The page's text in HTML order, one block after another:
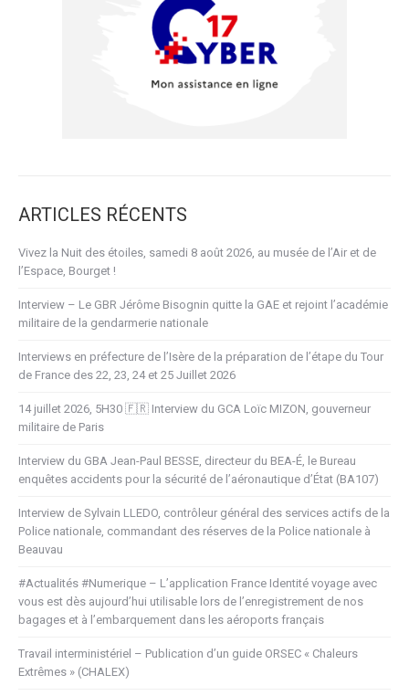
ARTICLES RÉCENTS
Vivez la Nuit des étoiles, samedi 8 août 2026, au musée de l’Air et de
l’Espace, Bourget !
Interview – Le GBR Jérôme Bisognin quitte la GAE et rejoint l’académie
militaire de la gendarmerie nationale
Interviews en préfecture de l’Isère de la préparation de l’étape du Tour
de France des 22, 23, 24 et 25 Juillet 2026
14 juillet 2026, 5H30 🇫🇷 Interview du GCA Loïc MIZON, gouverneur
militaire de Paris
Interview du GBA Jean-Paul BESSE, directeur du BEA-É, le Bureau
enquêtes accidents pour la sécurité de l’aéronautique d’État (BA107)
Interview de Sylvain LLEDO, contrôleur général des services actifs de la
Police nationale, commandant des réserves de la Police nationale à
Beauvau
#Actualités #Numerique – L’application France Identité voyage avec
vous est dès aujourd’hui utilisable lors de l’enregistrement de nos
bagages et à l’embarquement dans les aéroports français
Travail interministériel – Publication d’un guide ORSEC « Chaleurs
Extrêmes » (CHALEX)